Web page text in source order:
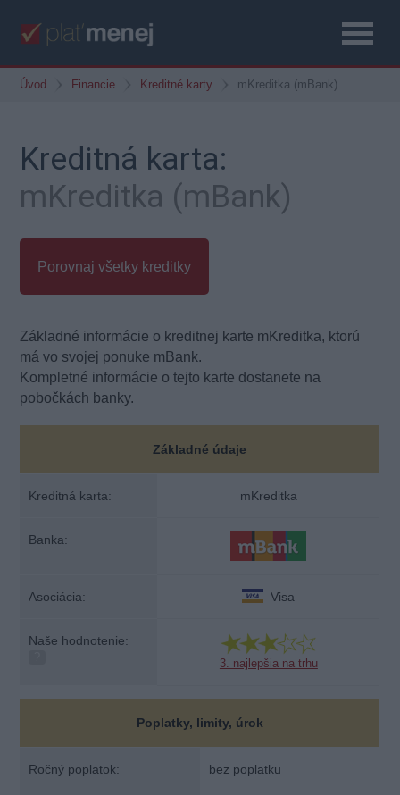
Úvod Financie Kreditné karty mKreditka (mBank)
Kreditná karta:
mKreditka (mBank)
Porovnaj všetky kreditky
Základné informácie o kreditnej karte mKreditka, ktorú
má vo svojej ponuke mBank.
Kompletné informácie o tejto karte dostanete na
pobočkách banky.
Základné údaje
Kreditná karta: mKreditka
Banka:
Asociácia: Visa
Naše hodnotenie:
3. najlepšia na trhu
Poplatky, limity, úrok
Ročný poplatok: bez poplatku